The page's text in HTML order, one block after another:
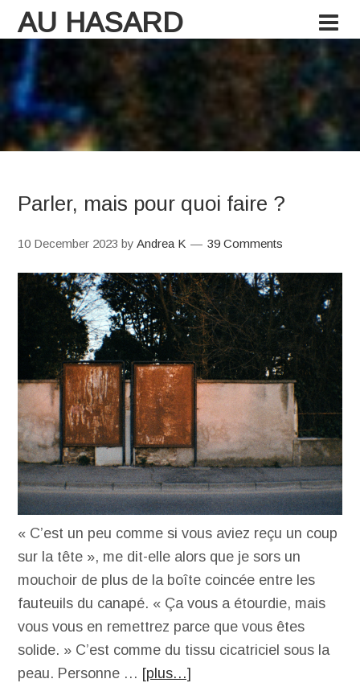
AU HASARD
Parler, mais pour quoi faire ?
10 December 2023 byAndrea K 39 Comments
« C’est un peu comme si vous aviez reçu un coup
sur la tête », me dit-elle alors que je sors un
mouchoir de plus de la boîte coincée entre les
fauteuils du canapé. « Ça vous a étourdie, mais
vous vous en remettrez parce que vous êtes
solide. » C’est comme du tissu cicatriciel sous la
peau. Personne … [plus…]